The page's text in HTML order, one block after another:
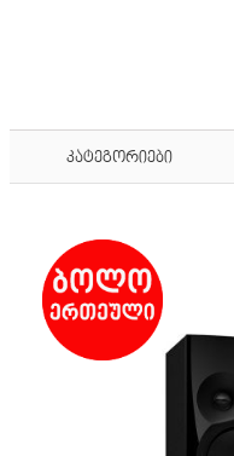
კატეგორიები